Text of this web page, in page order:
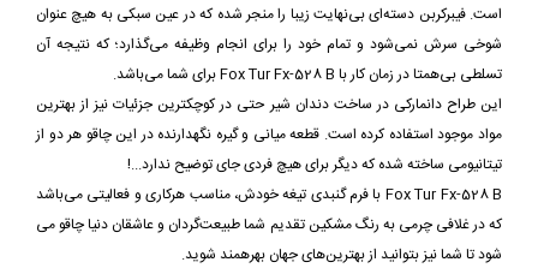
است. فیبرکربن دسته‌ای بی‌نهایت زیبا را منجر شده که در عین سبکی به هیچ عنوان
شوخی سرش نمی‌شود و تمام خود را برای انجام وظیفه می‌گذارد؛ که نتیجه آن
تسلطی بی‌همتا در زمان کار با Fox Tur Fx-528 B برای شما می‌باشد.
این طراح دانمارکی در ساخت دندان شیر حتی در کوچکترین جزئیات نیز از بهترین
مواد موجود استفاده کرده است. قطعه میانی و گیره نگهدارنده در این چاقو هر دو از
تیتانیومی ساخته شده که دیگر برای هیچ فردی جای توضیح ندارد...!
Fox Tur Fx-528 B با فرم گنبدی تیغه خودش، مناسب هرکاری و فعالیتی می‌باشد
که در غلافی چرمی به رنگ مشکین تقدیم شما طبیعت‌گردان و عاشقان دنیا چاقو می
شود تا شما نیز بتوانید از بهترین‌های جهان بهرهمند شوید.